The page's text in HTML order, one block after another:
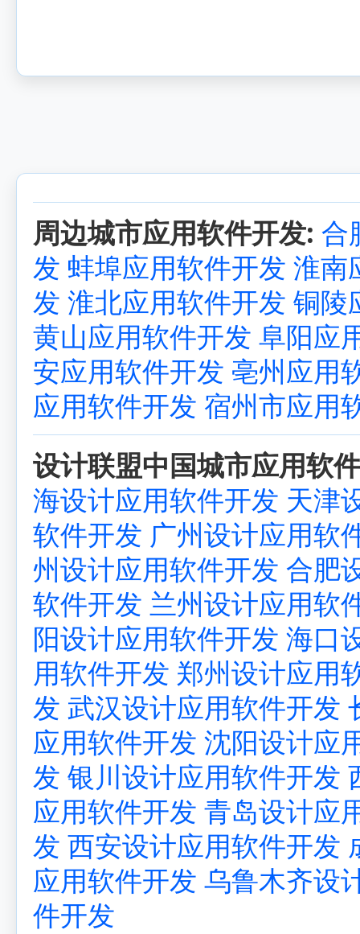
周边城市应用软件开发: 合
发 蚌埠应用软件开发 淮南
发 淮北应用软件开发 铜陵
黄山应用软件开发 阜阳应
安应用软件开发 亳州应用
应用软件开发 宿州市应用
设计联盟中国城市应用软
海设计应用软件开发 天津
软件开发 广州设计应用软
州设计应用软件开发 合肥
软件开发 兰州设计应用软
阳设计应用软件开发 海口
用软件开发 郑州设计应用
发 武汉设计应用软件开发
应用软件开发 沈阳设计应
发 银川设计应用软件开发
应用软件开发 青岛设计应
发 西安设计应用软件开发
应用软件开发 乌鲁木齐设
件开发